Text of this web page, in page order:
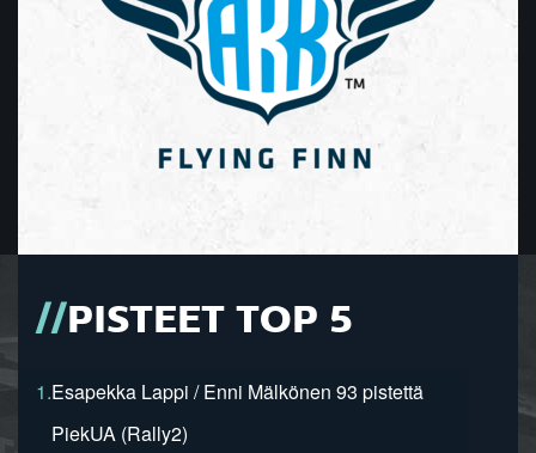
PISTEET TOP 5
1.Esapekka Lappi / Enni Mälkönen 93 pistettä
PiekUA (Rally2)